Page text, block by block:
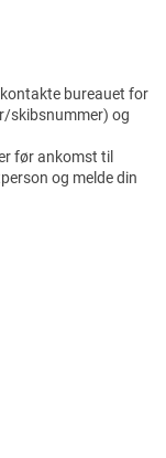
bureauet for
skibsnummer) og
før ankomst til
og melde din